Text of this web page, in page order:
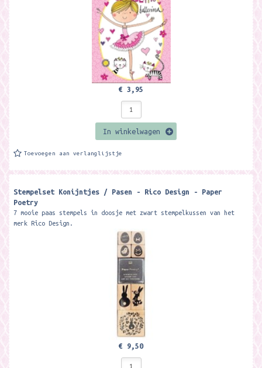
€ 3,95
In winkelwagen
Toevoegen aan verlanglijstje
Stempelset Konijntjes / Pasen - Rico Design - Paper
Poetry
7 mooie paas stempels in doosje met zwart stempelkussen van het
merk Rico Design.
€ 9,50